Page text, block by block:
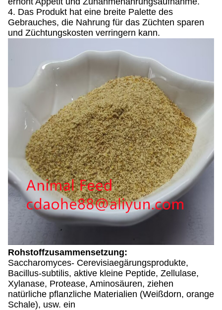
4. Das Produkt hat eine breite Palette des
Gebrauches, die Nahrung für das Züchten sparen
und Züchtungskosten verringern kann.
Rohstoffzusammensetzung:
Saccharomyces- Cerevisiaegärungsprodukte,
Bacillus-subtilis, aktive kleine Peptide, Zellulase,
Xylanase, Protease, Aminosäuren, ziehen
natürliche pflanzliche Materialien (Weißdorn, orange
Schale), usw. ein